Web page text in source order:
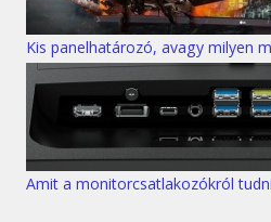
Kis panelhatározó, avagy milyen
Amit a monitorcsatlakozókról